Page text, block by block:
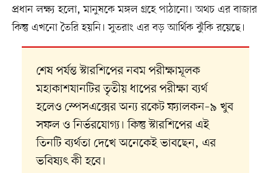
প্রধান লক্ষ্য হলো, মানুষকে মঙ্গল গ্রহে পাঠানো। অথচ এর বাজার
কিন্তু এখনো তৈরি হয়নি। সুতরাং এর বড় আর্থিক ঝুঁকি রয়েছে।
শেষ পর্যন্ত স্টারশিপের নবম পরীক্ষামূলক
মহাকাশযানটির তৃতীয় ধাপের পরীক্ষা ব্যর্থ
হলেও স্পেসএক্সের অন্য রকেট ফ্যালকন–৯ খুব
সফল ও নির্ভরযোগ্য। কিন্তু স্টারশিপের এই
তিনটি ব্যর্থতা দেখে অনেকেই ভাবছেন, এর
ভবিষ্যৎ কী হবে।